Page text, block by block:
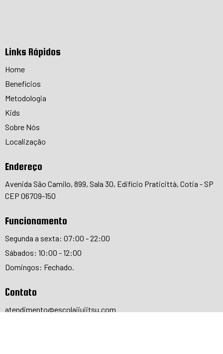
Links Rápidos
Home
Benefícios
Metodologia
Kids
Sobre Nós
Localização
Endereço
Avenida São Camilo, 899, Sala 30, Edifício Praticittà, Cotia - SP
CEP 06709-150
Funcionamento
Segunda a sexta: 07:00 - 22:00
Sábados: 10:00 - 12:00
Domingos: Fechado.
Contato
atendimento@escolajiujitsu.com